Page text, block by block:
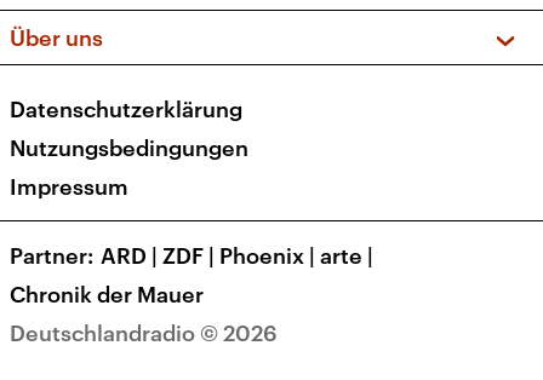
Apps
Newsletter
Veranstaltungen
Social Media
Über uns
Presse
Karriere
Transparenz
Deutschlandradio © 2026
Datenschutzerklärung
Nutzungsbedingungen
Impressum
Partner ARD | ZDF | Phoenix | arte |
Chronik der Mauer